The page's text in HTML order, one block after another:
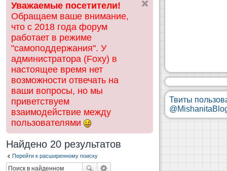
ск
Уважаемые посетители!
Обращаем ваше внимание,
что с 2018 года форум
работает в режиме
"самоподдержания". У
администратора (Foxy) в
настоящее время нет
возможности отвечать на
ваши вопросы, но мы
приветствуем
взаимодействие между
пользователями
Найдено 20 результатов
Перейти к расширенному поиску
Твиты